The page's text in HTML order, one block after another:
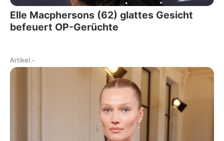
Elle Macphersons (62) glattes Gesicht
befeuert OP-Gerüchte
Artikel -